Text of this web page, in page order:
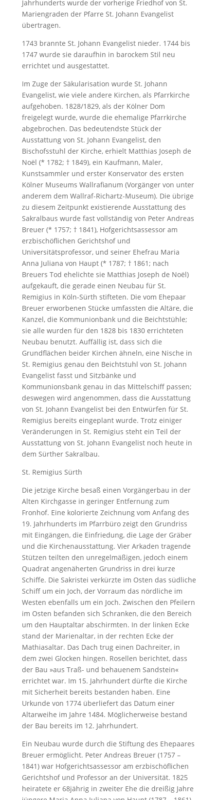
Jahrhunderts wurde der vorherige Friedhof von St.
Mariengraden der Pfarre St. Johann Evangelist
übertragen.
1743 brannte St. Johann Evangelist nieder. 1744 bis
1747 wurde sie daraufhin in barockem Stil neu
errichtet und ausgestattet.
Im Zuge der Säkularisation wurde St. Johann
Evangelist, wie viele andere Kirchen, als Pfarrkirche
aufgehoben. 1828/1829, als der Kölner Dom
freigelegt wurde, wurde die ehemalige Pfarrkirche
abgebrochen. Das bedeutendste Stück der
Ausstattung von St. Johann Evangelist, den
Bischofsstuhl der Kirche, erhielt Matthias Joseph de
Noël (* 1782; † 1849), ein Kaufmann, Maler,
Kunstsammler und erster Konservator des ersten
Kölner Museums Wallrafianum (Vorgänger von unter
anderem dem Wallraf-Richartz-Museum). Die übrige
zu diesem Zeitpunkt existierende Ausstattung des
Sakralbaus wurde fast vollständig von Peter Andreas
Breuer (* 1757; † 1841), Hofgerichtsassessor am
erzbischöflichen Gerichtshof und
Universitätsprofessor, und seiner Ehefrau Maria
Anna Juliana von Haupt (* 1787; † 1861; nach
Breuers Tod ehelichte sie Matthias Joseph de Noël)
aufgekauft, die gerade einen Neubau für St.
Remigius in Köln-Sürth stifteten. Die vom Ehepaar
Breuer erworbenen Stücke umfassten die Altäre, die
Kanzel, die Kommunionbank und die Beichtstühle;
sie alle wurden für den 1828 bis 1830 errichteten
Neubau benutzt. Auffällig ist, dass sich die
Grundflächen beider Kirchen ähneln, eine Nische in
St. Remigius genau den Beichtstuhl von St. Johann
Evangelist fasst und Sitzbänke und
Kommunionsbank genau in das Mittelschiff passen;
deswegen wird angenommen, dass die Ausstattung
von St. Johann Evangelist bei den Entwürfen für St.
Remigius bereits eingeplant wurde. Trotz einiger
Veränderungen in St. Remigius steht ein Teil der
Ausstattung von St. Johann Evangelist noch heute in
dem Sürther Sakralbau.
St. Remigius Sürth
Die jetzige Kirche besaß einen Vorgängerbau in der
Alten Kirchgasse in geringer Entfernung zum
Fronhof. Eine kolorierte Zeichnung vom Anfang des
19. Jahrhunderts im Pfarrbüro zeigt den Grundriss
mit Eingängen, die Einfriedung, die Lage der Gräber
und die Kirchenausstattung. Vier Arkaden tragende
Stützen teilten den unregelmäßigen, jedoch einem
Quadrat angenäherten Grundriss in drei kurze
Schiffe. Die Sakristei verkürzte im Osten das südliche
Schiff um ein Joch, der Vorraum das nördliche im
Westen ebenfalls um ein Joch. Zwischen den Pfeilern
im Osten befanden sich Schranken, die den Bereich
um den Hauptaltar abschirmten. In der linken Ecke
stand der Marienaltar, in der rechten Ecke der
Mathiasaltar. Das Dach trug einen Dachreiter, in
dem zwei Glocken hingen. Rosellen berichtet, dass
der Bau »aus Traß- und behauenem Sandstein«
errichtet war. Im 15. Jahrhundert dürfte die Kirche
mit Sicherheit bereits bestanden haben. Eine
Urkunde von 1774 überliefert das Datum einer
Altarweihe im Jahre 1484. Möglicherweise bestand
der Bau bereits im 12. Jahrhundert.
Ein Neubau wurde durch die Stiftung des Ehepaares
Breuer ermöglicht. Peter Andreas Breuer (1757 –
1841) war Hofgerichtsassessor am erzbischöflichen
Gerichtshof und Professor an der Universität. 1825
heiratete er 68jährig in zweiter Ehe die dreißig Jahre